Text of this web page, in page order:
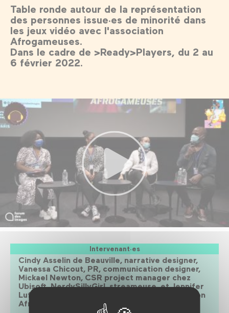
Table ronde autour de la représentation
des personnes issue·es de minorité dans
les jeux vidéo avec l'association
Afrogameuses.
Dans le cadre de >Ready>Players, du 2 au
6 février 2022.
Intervenant·es
Cindy Asselin de Beauville, narrative designer,
Vanessa Chicout, PR, communication designer,
Mickael Newton, CSR project manager chez
Ubisoft, NerdySillyGirl, streameuse, et Jennifer
Lufau, fondatrice et présidente de l'association
Afrogameuses.